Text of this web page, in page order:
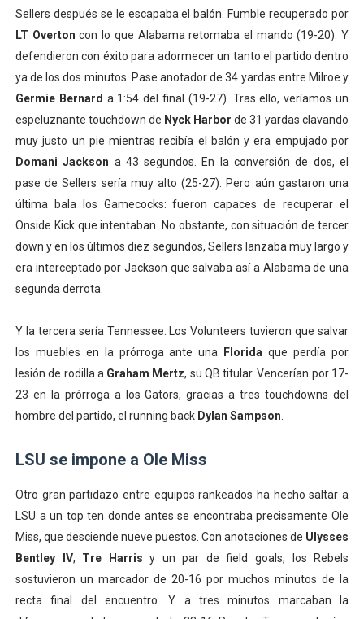
Sellers después se le escapaba el balón. Fumble recuperado por
LT Overton con lo que Alabama retomaba el mando (19-20). Y
defendieron con éxito para adormecer un tanto el partido dentro
ya de los dos minutos. Pase anotador de 34 yardas entre Milroe y
Germie Bernard a 1:54 del final (19-27). Tras ello, veríamos un
espeluznante touchdown de Nyck Harbor de 31 yardas clavando
muy justo un pie mientras recibía el balón y era empujado por
Domani Jackson a 43 segundos. En la conversión de dos, el
pase de Sellers sería muy alto (25-27). Pero aún gastaron una
última bala los Gamecocks: fueron capaces de recuperar el
Onside Kick que intentaban. No obstante, con situación de tercer
down y en los últimos diez segundos, Sellers lanzaba muy largo y
era interceptado por Jackson que salvaba así a Alabama de una
segunda derrota.
Y la tercera sería Tennessee. Los Volunteers tuvieron que salvar
los muebles en la prórroga ante una
Florida que perdía por
lesión de rodilla a Graham Mertz, su QB titular. Vencerían por 17-
23 en la prórroga a los Gators, gracias a tres touchdowns del
hombre del partido, el running back Dylan Sampson
LSU se impone a Ole Miss
Otro gran partidazo entre equipos rankeados ha hecho saltar a
LSU a un top ten donde antes se encontraba precisamente Ole
Miss, que desciende nueve puestos. Con anotaciones de Ulysses
Bentley IV, Tre Harris y un par de field goals, los Rebels
sostuvieron un marcador de 20-16 por muchos minutos de la
recta final del encuentro. Y a tres minutos marcaban la